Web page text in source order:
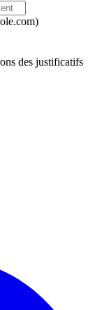
des justificatifs